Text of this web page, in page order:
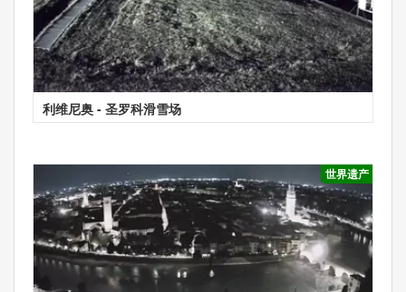
利维尼奥 - 圣罗科滑雪场
世界遗产